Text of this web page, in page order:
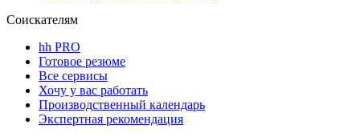
Соискателям
hh PRO
Готовое резюме
Все сервисы
Хочу у вас работать
Производственный календарь
Экспертная рекомендация